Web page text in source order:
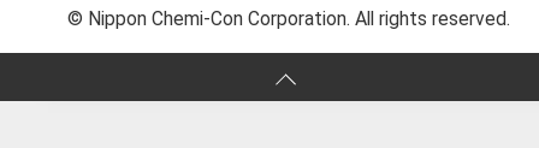
© Nippon Chemi-Con Corporation. All rights reserved.